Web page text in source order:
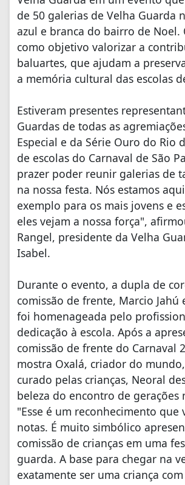
de 50 galerias de Velha Guarda
azul e branca do bairro de Noel.
como objetivo valorizar a
baluartes, que ajudam a
a memória cultural das escolas
Estiveram presentes
Guardas de todas as
Especial e da Série Ouro do Rio
de escolas do Carnaval de São
prazer poder reunir galerias de
na nossa festa. Nós estamos
exemplo para os mais jovens e
eles vejam a nossa força",
Rangel, presidente da Velha
Isabel.
Durante o evento, a dupla de
comissão de frente, Marcio Jahú
foi homenageada pelo
dedicação à escola. Após a
comissão de frente do Carnaval
mostra Oxalá, criador do
curado pelas crianças, Neoral
beleza do encontro de gerações
"Esse é um reconhecimento que
notas. É muito simbólico
comissão de crianças em uma
guarda. A base para chegar na
exatamente ser uma criança